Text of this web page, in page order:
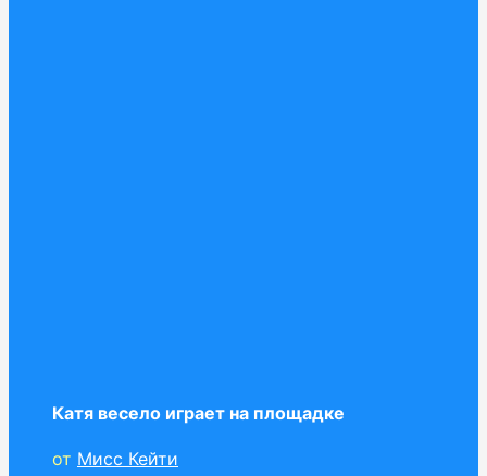
Катя весело играет на площадке
от Мисс Кейти